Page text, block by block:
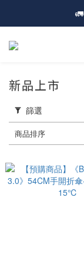
🎁
新品上市
篩選
商品排序